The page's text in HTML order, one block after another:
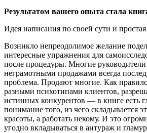
Результатом вашего опыта стала
Идея написания по своей сути и
Возникло непреодолимое желание
интересные упражнения для
после процедуры. Многие
неграмотными продажами всег­да
проблема. Прода­ют многие. Как
разными психотипами клиентов,
истинных конкурентов — в книге есть
понимание того, из чего складывается
красоты, а рабо­тать некому. И это
угодно вкладываться в антураж и